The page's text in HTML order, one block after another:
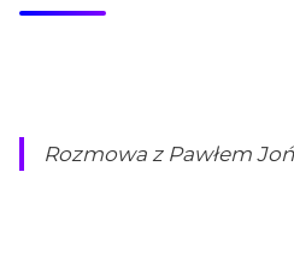
Rozmowa z Pawłem